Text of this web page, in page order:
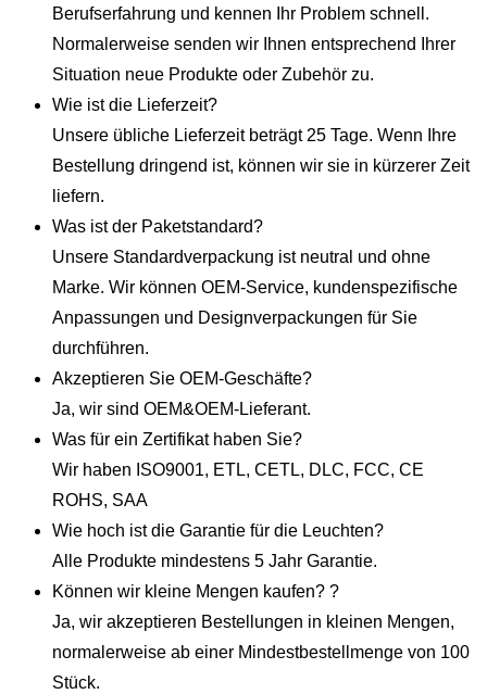
Berufserfahrung und kennen Ihr Problem schnell.
Normalerweise senden wir Ihnen entsprechend Ihrer
Situation neue Produkte oder Zubehör zu.
Wie ist die Lieferzeit?
Unsere übliche Lieferzeit beträgt 25 Tage. Wenn Ihre
Bestellung dringend ist, können wir sie in kürzerer Zeit
liefern.
Was ist der Paketstandard?
Unsere Standardverpackung ist neutral und ohne
Marke. Wir können OEM-Service, kundenspezifische
Anpassungen und Designverpackungen für Sie
durchführen.
Akzeptieren Sie OEM-Geschäfte?
Ja, wir sind OEM&OEM-Lieferant.
Was für ein Zertifikat haben Sie?
Wir haben ISO9001, ETL, CETL, DLC, FCC, CE
ROHS, SAA
Wie hoch ist die Garantie für die Leuchten?
Alle Produkte mindestens 5 Jahr Garantie.
Können wir kleine Mengen kaufen? ?
Ja, wir akzeptieren Bestellungen in kleinen Mengen,
normalerweise ab einer Mindestbestellmenge von 100
Stück.